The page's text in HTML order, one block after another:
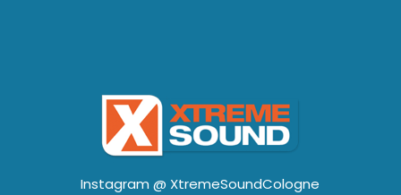
Instagram @ XtremeSoundCologne